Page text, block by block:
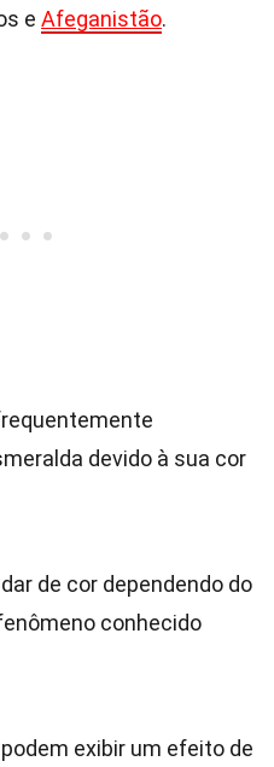
e Afeganistão.
devido à sua cor
de cor dependendo do
conhecido
exibir um efeito de